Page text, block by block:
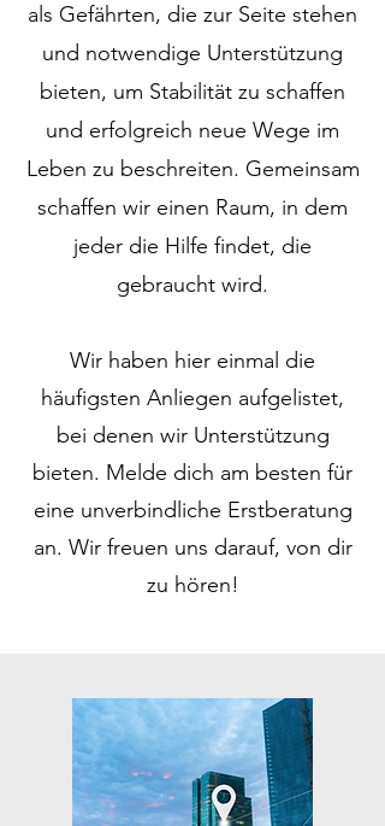
als Gefährten, die zur Seite stehen
und notwendige Unterstützung
bieten, um Stabilität zu schaffen
und erfolgreich neue Wege im
Leben zu beschreiten. Gemeinsam
schaffen wir einen Raum, in dem
jeder die Hilfe findet, die
gebraucht wird.
Wir haben hier einmal die
häufigsten Anliegen aufgelistet,
bei denen wir Unterstützung
bieten. Melde dich am besten für
eine unverbindliche Erstberatung
an. Wir freuen uns darauf, von dir
zu hören!